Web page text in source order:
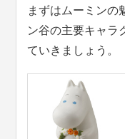
まずはムーミンの
ン谷の主要キャラ
ていきましょう。